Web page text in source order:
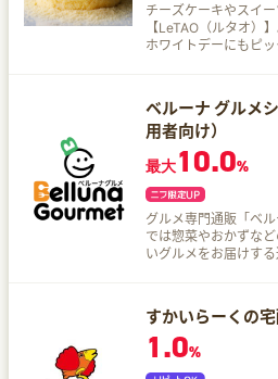
チーズケーキやスイ
【LeTAO（ルタオ）】。 Xmasやバレンタイ
ホワイトデーにもピ
まざまなスイーツを
ベルーナ グルメ
用者向け）
最大10.0%
グルメ専門通販「ベ
では惣菜やおかずな
いグルメをお届けす
すかいらーくの
1.0%